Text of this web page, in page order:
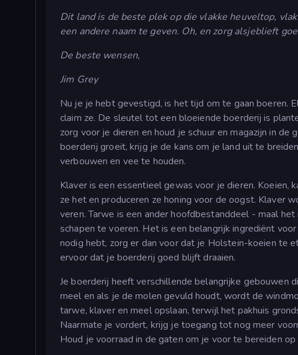
Dit land is de beste plek op die vlakke heuveltop,
een andere naam te geven. Oh, en zorg alsjeblieft
De beste wensen,
Jim Grey
Nu je je hebt gevestigd, is het tijd om te gaan boeren.
claim ze. De sleutel tot een bloeiende boerderij is
zorg voor je dieren en houd je schuur en magazijn in
boerderij groeit, krijg je de kans om je land uit te
verbouwen en vee te houden.
Klaver is een essentieel gewas voor je dieren. Koeien,
ze het en produceren ze honing voor de oogst. Klaver
veren. Tarwe is een ander hoofdbestanddeel - maal
schapen te voeren. Het is een belangrijk ingrediënt
nodig hebt, zorg er dan voor dat je Holstein-koeien te
ervoor dat je boerderij goed blijft draaien.
Je boerderij heeft verschillende belangrijke gebouwen
meel en als je de molen gevuld houdt, wordt de
tarwe, klaver en meel opslaan, terwijl het pakhuis
Naarmate je vordert, krijg je toegang tot nog meer
Houd je voorraad in de gaten om je voor te bereiden